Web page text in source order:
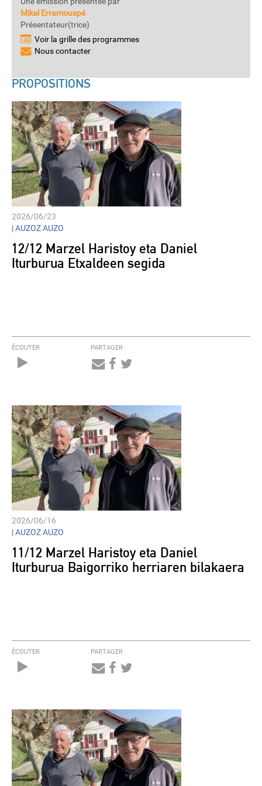
Mikel Erramouspé
Présentateur(trice)
Voir la grille des programmes
Nous contacter
PROPOSITIONS
2026/06/23
|AUZOZ AUZO
12/12 Marzel Haristoy eta Daniel
Iturburua Etxaldeen segida
ÉCOUTER PARTAGER
2026/06/16
|AUZOZ AUZO
11/12 Marzel Haristoy eta Daniel
Iturburua Baigorriko herriaren bilakaera
ÉCOUTER PARTAGER